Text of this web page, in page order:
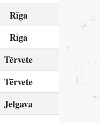
Rīga
Rīga
Tērvete
Tērvete
Jelgava